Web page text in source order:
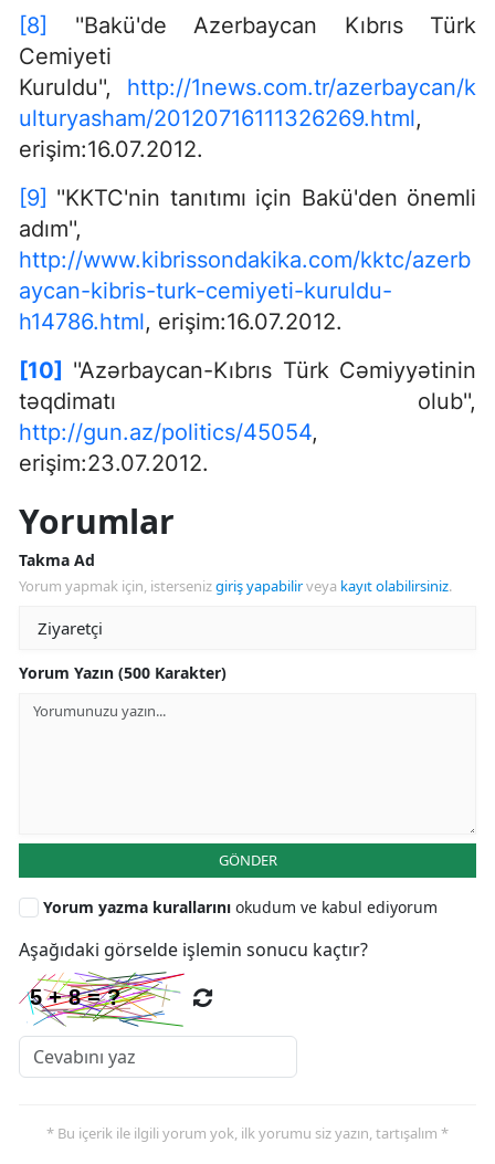
[8]
''Bakü'de Azerbaycan Kıbrıs Türk
Cemiyeti
Kuruldu'', http://1news.com.tr/azerbaycan/k
ulturyasham/20120716111326269.html,
erişim:16.07.2012.
[9] ''KKTC'nin tanıtımı için Bakü'den önemli
adım'',
http://www.kibrissondakika.com/kktc/azerb
aycan-kibris-turk-cemiyeti-kuruldu-
h14786.html, erişim:16.07.2012.
[10] ''Azərbaycan-Kıbrıs Türk Cəmiyyətinin
təqdimatı olub'',
http://gun.az/politics/45054,
erişim:23.07.2012.
Yorumlar
Takma Ad
Yorum yapmak için, istersenizgiriş yapabilirveya kayıt olabilirsiniz.
Yorum Yazın (500 Karakter)
GÖNDER
Yorum yazma kurallarını okudum ve kabul ediyorum
Aşağıdaki görselde işlemin sonucu kaçtır?
* Bu içerik ile ilgili yorum yok, ilk yorumu siz yazın, tartışalım *